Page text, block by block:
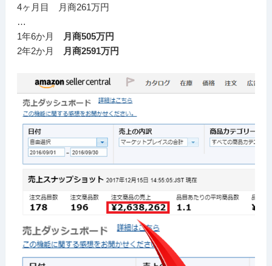
4ヶ月目 月商261万円
…
1年6か月
月商505万円
2年2か月
月商2591万円